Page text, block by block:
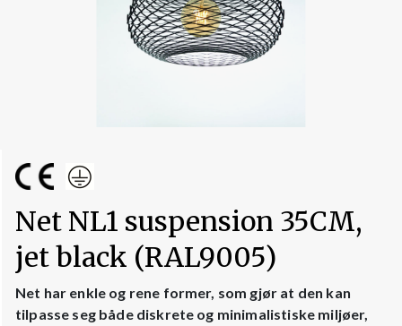
Net NL1 suspension 35CM,
jet black (RAL9005)
Net har enkle og rene former, som gjør at den kan
tilpasse seg både diskrete og minimalistiske miljøer,